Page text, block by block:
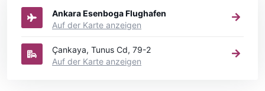
Ankara Esenboga Flughafen
Auf der Karte anzeigen
Çankaya, Tunus Cd, 79-2
Auf der Karte anzeigen